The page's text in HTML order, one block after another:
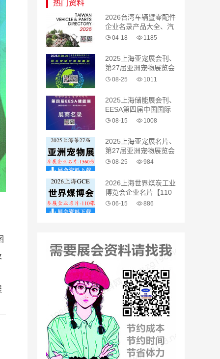
热门资料
2026台湾车辆暨零配件
企业名录产品大全、汽
配 汽车零部件
04-18 1185
2025上海亚宠展会刊、
第27届亚洲宠物展览会
参展商名录
08-25 1011
2025上海储能展会刊、
EESA第四届中国国际
储能展览会参展商名录
08-15 1008
2025上海亚宠展名片、
第27届亚洲宠物展览会
企业名片【1560张】
08-25 984
2026上海世界煤炭工业
博览会企业名片【110
张】06-15 886